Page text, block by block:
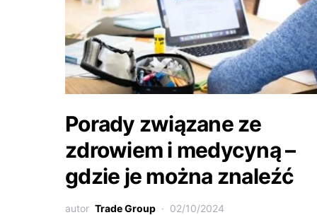
Porady związane ze
zdrowiem i medycyną –
gdzie je można znaleźć
autor Trade Group 02/10/2024